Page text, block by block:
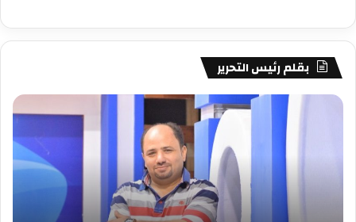
بقلم رئيس التحرير
مصطفى
….